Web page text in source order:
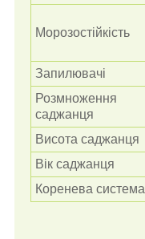
Морозостійкість
Запилювачі
Розмноження
саджанця
Висота саджанця
Вік саджанця
Коренева система